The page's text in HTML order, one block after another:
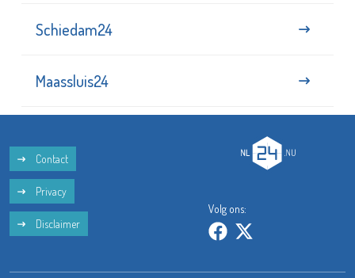
Schiedam24
Maassluis24
Contact
Privacy
Disclaimer
Volg ons: